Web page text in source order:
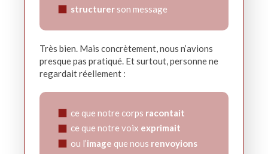
structurer son message
Très bien. Mais concrètement, nous n’avions
presque pas pratiqué. Et surtout, personne ne
regardait réellement :
ce que notre corps racontait
ce que notre voix exprimait
ou l’image que nous renvoyions